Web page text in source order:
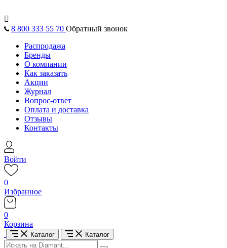

8 800 333 55 70 Обратный звонок
Распродажа
Бренды
О компании
Как заказать
Акции
Журнал
Вопрос-ответ
Оплата и доставка
Отзывы
Контакты
Войти
0
Избранное
0
Корзина
Каталог Каталог